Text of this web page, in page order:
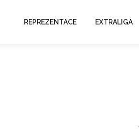
REPREZENTACE EXTRALIGA